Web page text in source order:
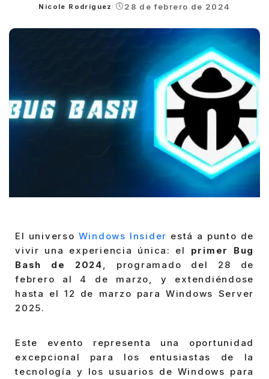
Posted
Nicole Rodríguez 28 de febrero de 2024
El universo Windows Insider está a punto de
vivir una experiencia única: el primer Bug
Bash de 2024, programado del 28 de
febrero al 4 de marzo, y extendiéndose
hasta el 12 de marzo para Windows Server
2025.
Este evento representa una oportunidad
excepcional para los entusiastas de la
tecnología y los usuarios de Windows para